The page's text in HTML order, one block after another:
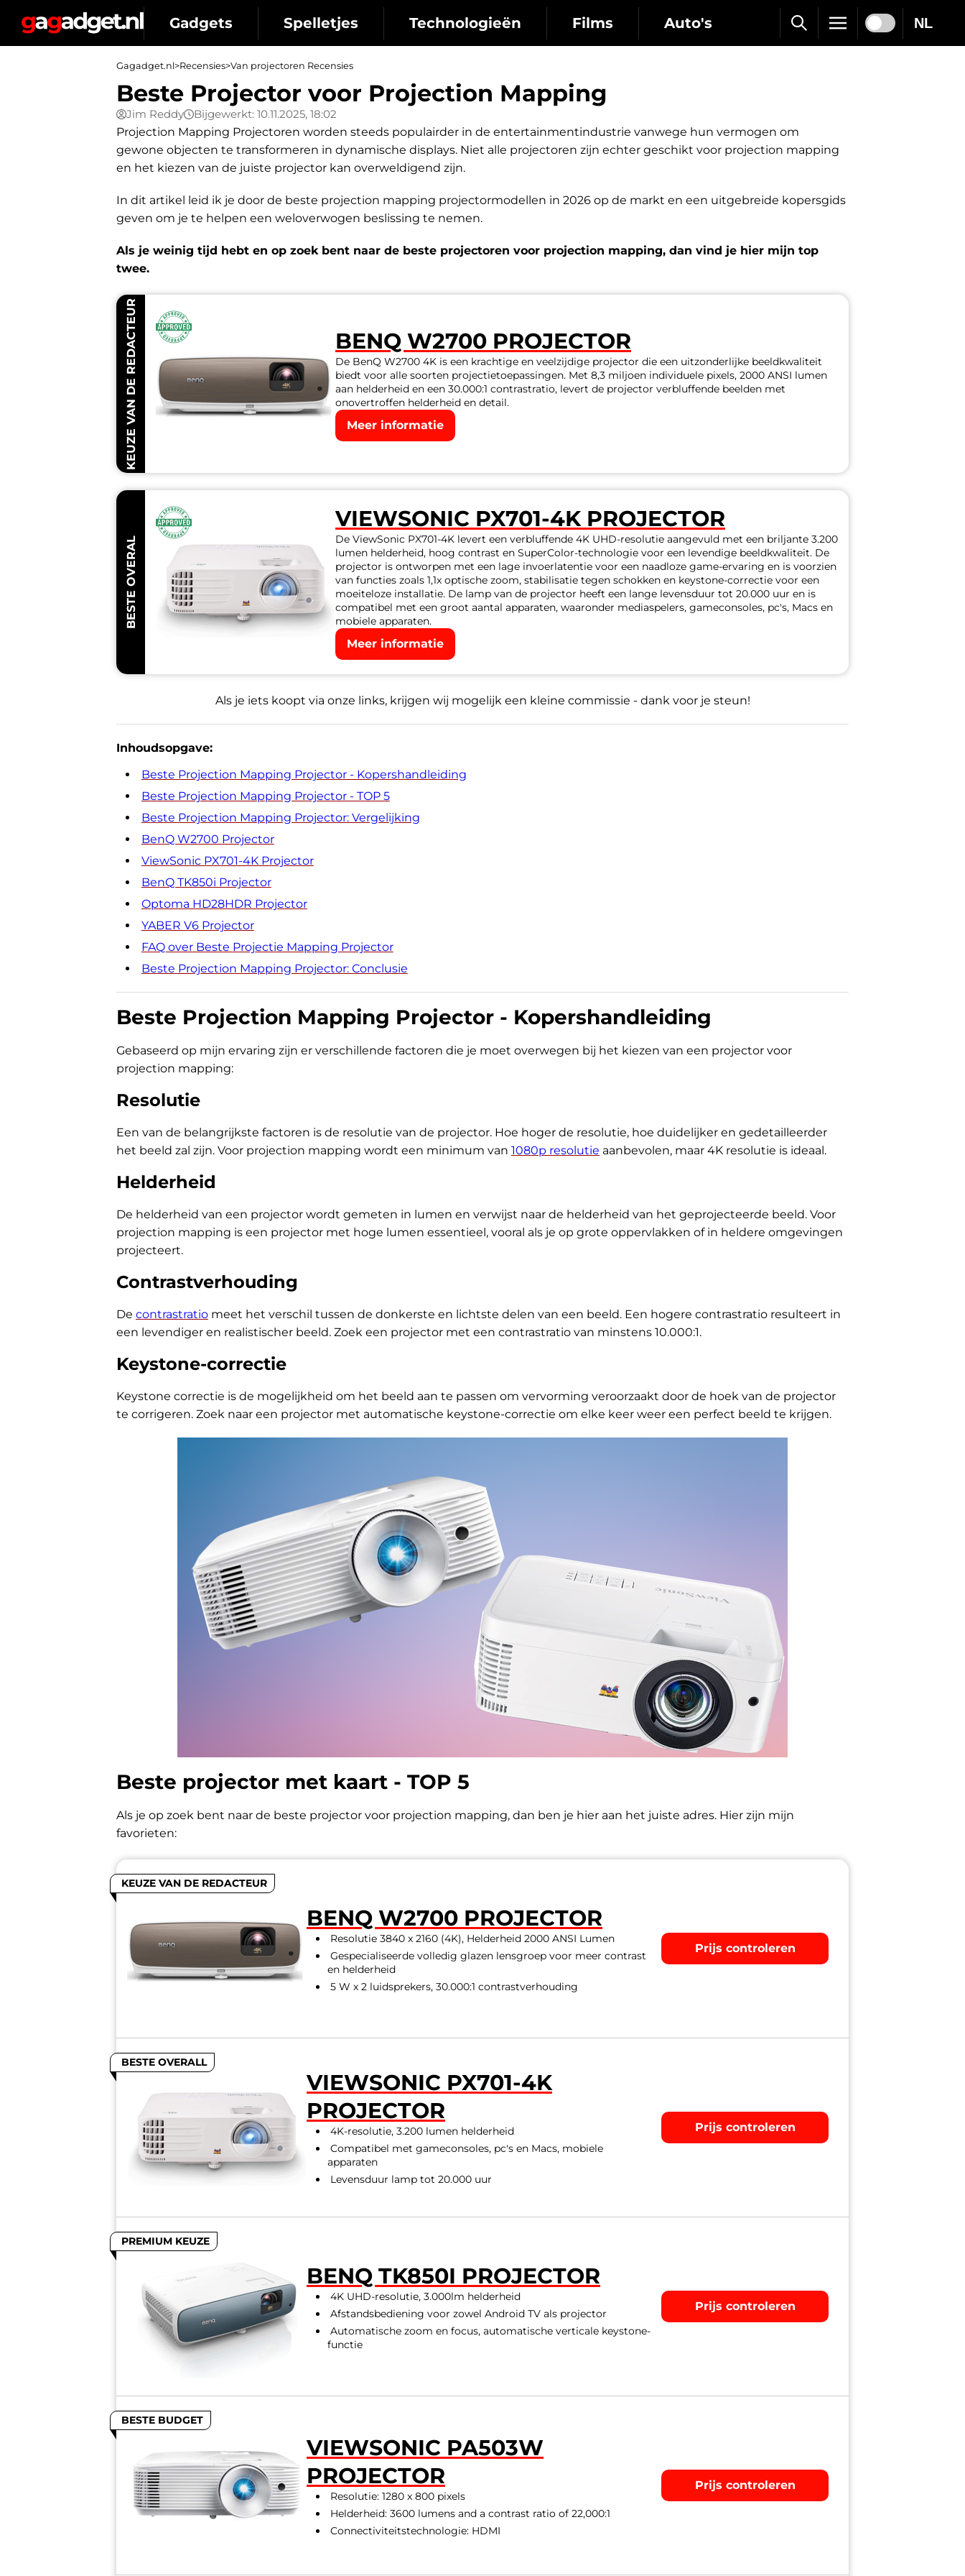
Gadgets Spelletjes Technologieën Films Auto's NL
Gagadget.nl>Recensies>Van projectoren Recensies
Beste Projector voor Projection Mapping
Jim Reddy
Bijgewerkt: 10.11.2025, 18:02
Projection Mapping Projectoren worden steeds populairder in de entertainmentindustrie vanwege hun vermogen om
gewone objecten te transformeren in dynamische displays. Niet alle projectoren zijn echter geschikt voor projection mapping
en het kiezen van de juiste projector kan overweldigend zijn.
In dit artikel leid ik je door de beste projection mapping projectormodellen in 2026 op de markt en een uitgebreide kopersgids
geven om je te helpen een weloverwogen beslissing te nemen.
Als je weinig tijd hebt en op zoek bent naar de beste projectoren voor projection mapping, dan vind je hier mijn top
twee.
KEUZE VAN DE REDACTEUR BENQ W2700 PROJECTOR
De BenQ W2700 4K is een krachtige en veelzijdige projector die een uitzonderlijke beeldkwaliteit
biedt voor alle soorten projectietoepassingen. Met 8,3 miljoen individuele pixels, 2000 ANSI lumen
aan helderheid en een 30.000:1 contrastratio, levert de projector verbluffende beelden met
onovertroffen helderheid en detail.
Meer informatie
BESTE OVERAL
VIEWSONIC PX701-4K PROJECTOR
De ViewSonic PX701-4K levert een verbluffende 4K UHD-resolutie aangevuld met een briljante 3.200
lumen helderheid, hoog contrast en SuperColor-technologie voor een levendige beeldkwaliteit. De
projector is ontworpen met een lage invoerlatentie voor een naadloze game-ervaring en is voorzien
van functies zoals 1,1x optische zoom, stabilisatie tegen schokken en keystone-correctie voor een
moeiteloze installatie. De lamp van de projector heeft een lange levensduur tot 20.000 uur en is
compatibel met een groot aantal apparaten, waaronder mediaspelers, gameconsoles, pc's, Macs en
mobiele apparaten.
Meer informatie
Als je iets koopt via onze links, krijgen wij mogelijk een kleine commissie - dank voor je steun!
Inhoudsopgave:
Beste Projection Mapping Projector - Kopershandleiding
Beste Projection Mapping Projector - TOP 5
Beste Projection Mapping Projector: Vergelijking
BenQ W2700 Projector
ViewSonic PX701-4K Projector
BenQ TK850i Projector
Optoma HD28HDR Projector
YABER V6 Projector
FAQ over Beste Projectie Mapping Projector
Beste Projection Mapping Projector: Conclusie
Beste Projection Mapping Projector - Kopershandleiding
Gebaseerd op mijn ervaring zijn er verschillende factoren die je moet overwegen bij het kiezen van een projector voor
projection mapping:
Resolutie
Een van de belangrijkste factoren is de resolutie van de projector. Hoe hoger de resolutie, hoe duidelijker en gedetailleerder
het beeld zal zijn. Voor projection mapping wordt een minimum van 1080p resolutie aanbevolen, maar 4K resolutie is ideaal.
Helderheid
De helderheid van een projector wordt gemeten in lumen en verwijst naar de helderheid van het geprojecteerde beeld. Voor
projection mapping is een projector met hoge lumen essentieel, vooral als je op grote oppervlakken of in heldere omgevingen
projecteert.
Contrastverhouding
De contrastratio meet het verschil tussen de donkerste en lichtste delen van een beeld. Een hogere contrastratio resulteert in
een levendiger en realistischer beeld. Zoek een projector met een contrastratio van minstens 10.000:1.
Keystone-correctie
Keystone correctie is de mogelijkheid om het beeld aan te passen om vervorming veroorzaakt door de hoek van de projector
te corrigeren. Zoek naar een projector met automatische keystone-correctie om elke keer weer een perfect beeld te krijgen.
Beste projector met kaart - TOP 5
Als je op zoek bent naar de beste projector voor projection mapping, dan ben je hier aan het juiste adres. Hier zijn mijn
favorieten:
KEUZE VAN DE REDACTEUR
BENQ W2700 PROJECTOR
Resolutie 3840 x 2160 (4K), Helderheid 2000 ANSI Lumen
Gespecialiseerde volledig glazen lensgroep voor meer contrast
en helderheid
5 W x 2 luidsprekers, 30.000:1 contrastverhouding
Prijs controleren
BESTE OVERALL
VIEWSONIC PX701-4K
PROJECTOR
4K-resolutie, 3.200 lumen helderheid
Compatibel met gameconsoles, pc's en Macs, mobiele
apparaten
Levensduur lamp tot 20.000 uur
Prijs controleren
PREMIUM KEUZE
BENQ TK850I PROJECTOR
4K UHD-resolutie, 3.000lm helderheid
Afstandsbediening voor zowel Android TV als projector
Automatische zoom en focus, automatische verticale keystone-
functie
Prijs controleren
BESTE BUDGET
VIEWSONIC PA503W
PROJECTOR
Resolutie: 1280 x 800 pixels
Helderheid: 3600 lumens and a contrast ratio of 22,000:1
Connectiviteitstechnologie: HDMI
Prijs controleren